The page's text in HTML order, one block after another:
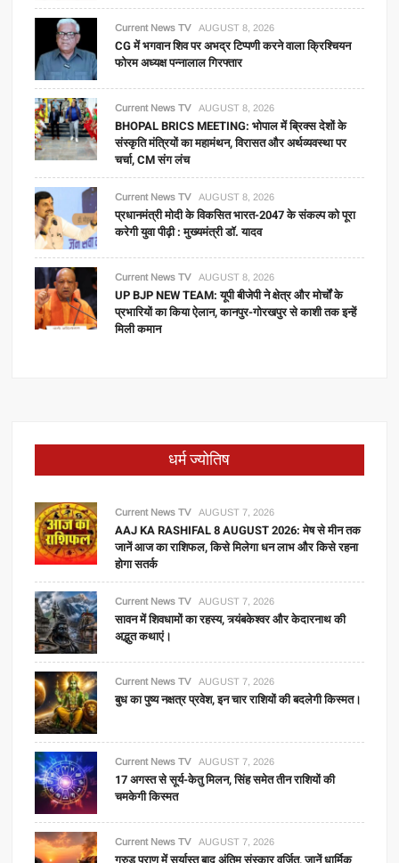
Current News TV AUGUST 8, 2026
CG में भगवान शिव पर अभद्र टिप्पणी करने वाला क्रिश्चियन
फोरम अध्यक्ष पन्नालाल गिरफ्तार
Current News TV AUGUST 8, 2026
BHOPAL BRICS MEETING: भोपाल में ब्रिक्स देशों के
संस्कृति मंत्रियों का महामंथन, विरासत और अर्थव्यवस्था पर
चर्चा, CM संग लंच
Current News TV AUGUST 8, 2026
प्रधानमंत्री मोदी के विकसित भारत-2047 के संकल्प को पूरा
करेगी युवा पीढ़ी : मुख्यमंत्री डॉ. यादव
Current News TV AUGUST 8, 2026
UP BJP NEW TEAM: यूपी बीजेपी ने क्षेत्र और मोर्चों के
प्रभारियों का किया ऐलान, कानपुर-गोरखपुर से काशी तक इन्हें
मिली कमान
धर्म ज्योतिष
Current News TV AUGUST 7, 2026
AAJ KA RASHIFAL 8 AUGUST 2026: मेष से मीन तक
जानें आज का राशिफल, किसे मिलेगा धन लाभ और किसे रहना
होगा सतर्क
Current News TV AUGUST 7, 2026
सावन में शिवधामों का रहस्य, त्र्यंबकेश्वर और केदारनाथ की
अद्भुत कथाएं।
Current News TV AUGUST 7, 2026
बुध का पुष्य नक्षत्र प्रवेश, इन चार राशियों की बदलेगी किस्मत।
Current News TV AUGUST 7, 2026
17 अगस्त से सूर्य-केतु मिलन, सिंह समेत तीन राशियों की
चमकेगी किस्मत
Current News TV AUGUST 7, 2026